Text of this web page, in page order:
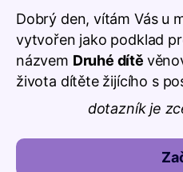
Dobrý den, vítám Vás u
vytvořen jako podklad
názvem Druhé dítě
života dítěte žijícího s
dotazník je